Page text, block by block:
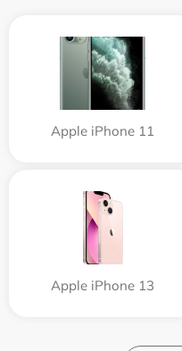
Apple iPhone 11
Apple iPhone 13